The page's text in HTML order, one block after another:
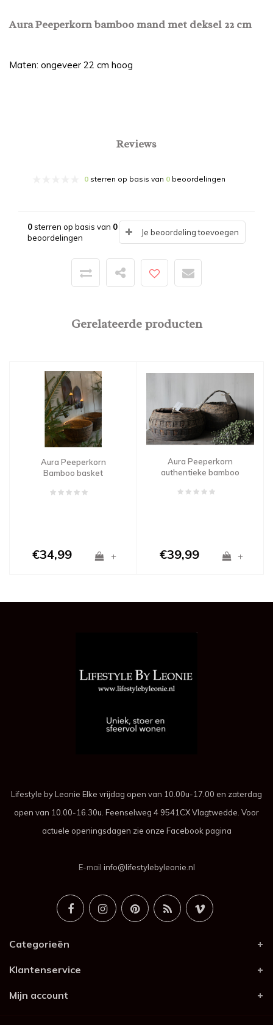
Aura Peeperkorn bamboo mand met deksel 22 cm
Maten: ongeveer 22 cm hoog
Reviews
0 sterren op basis van 0 beoordelingen
0sterren op basis van 0
beoordelingen
Je beoordeling toevoegen
Gerelateerde producten
Aura Peeperkorn
Bamboo basket
€34,99 +
Aura Peeperkorn
authentieke bamboo
€39,99 +
Lifestyle by Leonie Elke vrijdag open van 10.00u-17.00 en zaterdag
open van 10.00-16.30u. Feenselweg 4 9541CX Vlagtwedde. Voor
actuele openingsdagen zie onze Facebook pagina
E-mail info@lifestylebyleonie.nl
Categorieën
Klantenservice
Mijn account